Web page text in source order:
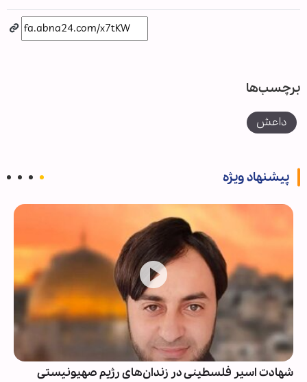
برچسب‌ها
داعش
پیشنهاد ویژه
شهادت اسیر فلسطینی در زندان‌های رژیم صهیونیستی